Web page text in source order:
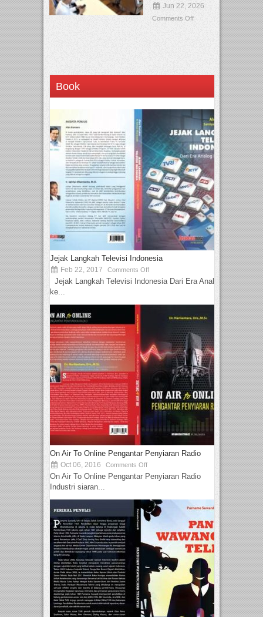
Jun 22, 2026
Comments Off
Book
Jejak Langkah Televisi Indonesia
Feb 22, 2017 Comments Off
Jejak Langkah Televisi Indonesia Dari Era Analog
ke...
On Air To Online Pengantar Penyiaran Radio
Oct 06, 2016 Comments Off
On Air To Online Pengantar Penyiaran Radio
Industri siaran...